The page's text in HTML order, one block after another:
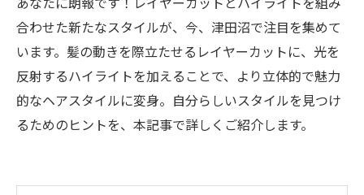
合わせた新たなスタイルが、今、津田沼で注目を集めて
います。髪の動きを際立たせるレイヤーカットに、光を
反射するハイライトを加えることで、より立体的で魅力
的なヘアスタイルに変身。自分らしいスタイルを見つけ
るためのヒントを、本記事で詳しくご紹介します。